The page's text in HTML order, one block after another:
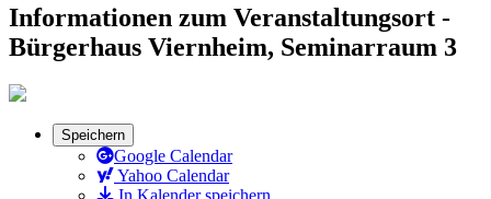
Informationen zum Veranstaltungsort -
Bürgerhaus Viernheim, Seminarraum 3
Speichern
Google Calendar
Yahoo Calendar